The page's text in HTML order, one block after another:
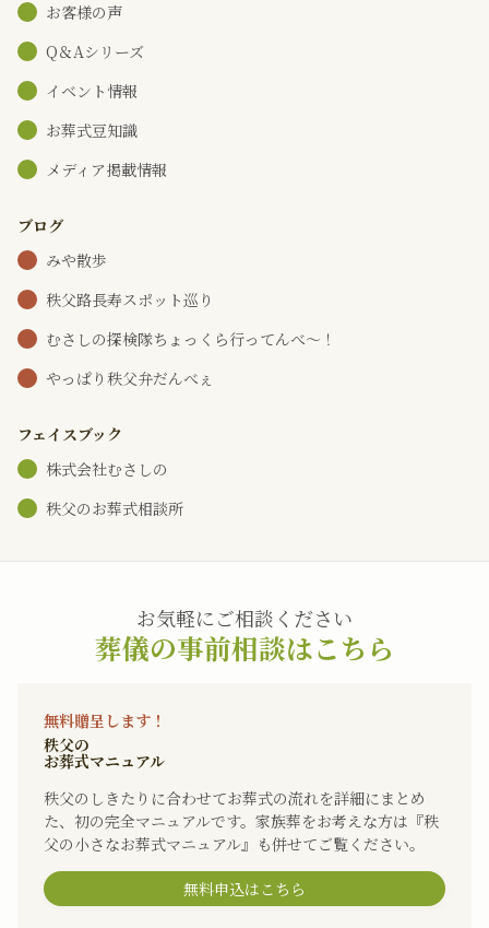
お客様の声
Q＆Aシリーズ
イベント情報
お葬式豆知識
メディア掲載情報
ブログ
みや散歩
秩父路長寿スポット巡り
むさしの探検隊ちょっくら行ってんべ～！
やっぱり秩父弁だんべぇ
フェイスブック
株式会社むさしの
秩父のお葬式相談所
お気軽にご相談ください
葬儀の事前相談はこちら
無料贈呈します！
秩父の
お葬式マニュアル
秩父のしきたりに合わせてお葬式の流れを詳細にまとめ
た、初の完全マニュアルです。家族葬をお考えな方は『秩
父の小さなお葬式マニュアル』も併せてご覧ください。
無料申込はこちら